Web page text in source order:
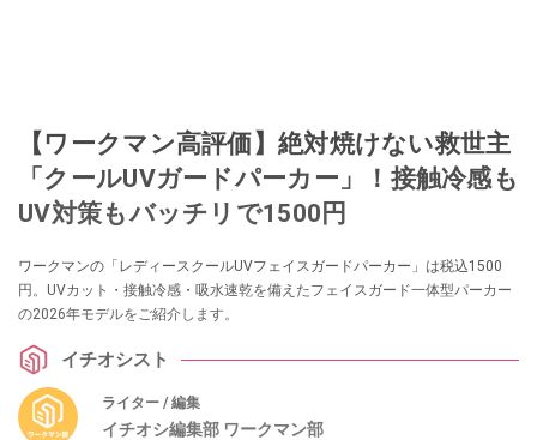
【ワークマン高評価】絶対焼けない救世主
「クールUVガードパーカー」！接触冷感も
UV対策もバッチリで1500円
ワークマンの「レディースクールUVフェイスガードパーカー」は税込1500
円。UVカット・接触冷感・吸水速乾を備えたフェイスガード一体型パーカー
の2026年モデルをご紹介します。
イチオシスト
ライター / 編集
イチオシ編集部 ワークマン部